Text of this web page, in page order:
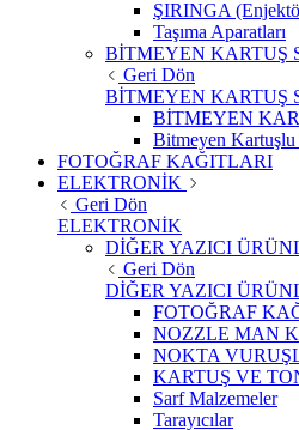
ŞIRINGA
Taşıma Aparatları
BİTMEYEN KARTUŞ
Geri Dön
BİTMEYEN KARTUŞ
BİTMEYEN
Bitmeyen
FOTOĞRAF KAĞITLARI
ELEKTRONİK
Geri Dön
ELEKTRONİK
DİĞER YAZICI
Geri Dön
DİĞER YAZICI
FOTOĞRAF
NOZZLE MAN
NOKTA
KARTUŞ VE
Sarf Malzemeler
Tarayıcılar